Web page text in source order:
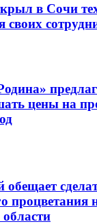
в Сочи
своих
цены на
процветания